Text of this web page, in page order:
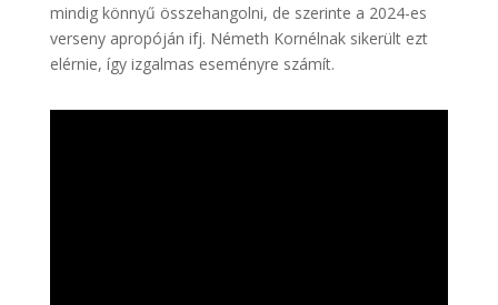
mindig könnyű összehangolni, de szerinte a 2024-es
verseny apropóján ifj. Németh Kornélnak sikerült ezt
elérnie, így izgalmas eseményre számít.